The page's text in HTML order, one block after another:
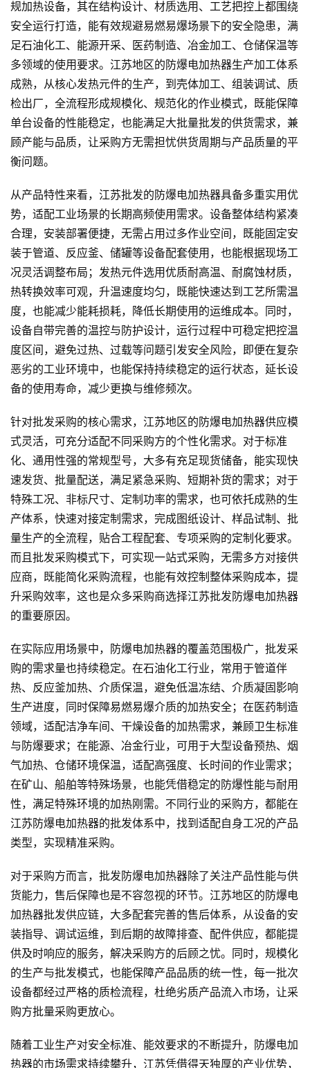
规加热设备，其在结构设计、材质选用、工艺把控上都围绕
安全运行打造，能有效规避易燃易爆场景下的安全隐患，满
足石油化工、能源开采、医药制造、冶金加工、仓储保温等
多领域的使用要求。江苏地区的防爆电加热器生产加工体系
成熟，从核心发热元件的生产，到壳体加工、组装调试、质
检出厂，全流程形成规模化、规范化的作业模式，既能保障
单台设备的性能稳定，也能满足大批量批发的供货需求，兼
顾产能与品质，让采购方无需担忧供货周期与产品质量的平
衡问题。
从产品特性来看，江苏批发的防爆电加热器具备多重实用优
势，适配工业场景的长期高频使用需求。设备整体结构紧凑
合理，安装部署便捷，无需占用过多作业空间，既能固定安
装于管道、反应釜、储罐等设备配套使用，也能根据现场工
况灵活调整布局；发热元件选用优质耐高温、耐腐蚀材质，
热转换效率可观，升温速度均匀，既能快速达到工艺所需温
度，也能减少能耗损耗，降低长期使用的运维成本。同时，
设备自带完善的温控与防护设计，运行过程中可稳定把控温
度区间，避免过热、过载等问题引发安全风险，即便在复杂
恶劣的工业环境中，也能保持持续稳定的运行状态，延长设
备的使用寿命，减少更换与维修频次。
针对批发采购的核心需求，江苏地区的防爆电加热器供应模
式灵活，可充分适配不同采购方的个性化需求。对于标准
化、通用性强的常规型号，大多有充足现货储备，能实现快
速发货、批量配送，满足紧急采购、短期补货的需求；对于
特殊工况、非标尺寸、定制功率的需求，也可依托成熟的生
产体系，快速对接定制需求，完成图纸设计、样品试制、批
量生产的全流程，贴合工程配套、专项采购的定制化要求。
而且批发采购模式下，可实现一站式采购，无需多方对接供
应商，既能简化采购流程，也能有效控制整体采购成本，提
升采购效率，这也是众多采购商选择江苏批发防爆电加热器
的重要原因。
在实际应用场景中，防爆电加热器的覆盖范围极广，批发采
购的需求量也持续稳定。在石油化工行业，常用于管道伴
热、反应釜加热、介质保温，避免低温冻结、介质凝固影响
生产进度，同时保障易燃易爆介质的加热安全；在医药制造
领域，适配洁净车间、干燥设备的加热需求，兼顾卫生标准
与防爆要求；在能源、冶金行业，可用于大型设备预热、烟
气加热、仓储环境保温，适配高强度、长时间的作业需求；
在矿山、船舶等特殊场景，也能凭借稳定的防爆性能与耐用
性，满足特殊环境的加热刚需。不同行业的采购方，都能在
江苏防爆电加热器的批发体系中，找到适配自身工况的产品
类型，实现精准采购。
对于采购方而言，批发防爆电加热器除了关注产品性能与供
货能力，售后保障也是不容忽视的环节。江苏地区的防爆电
加热器批发供应链，大多配套完善的售后体系，从设备的安
装指导、调试运维，到后期的故障排查、配件供应，都能提
供及时响应的服务，解决采购方的后顾之忧。同时，规模化
的生产与批发模式，也能保障产品品质的统一性，每一批次
设备都经过严格的质检流程，杜绝劣质产品流入市场，让采
购方批量采购更放心。
随着工业生产对安全标准、能效要求的不断提升，防爆电加
热器的市场需求持续攀升，江苏凭借得天独厚的产业优势，